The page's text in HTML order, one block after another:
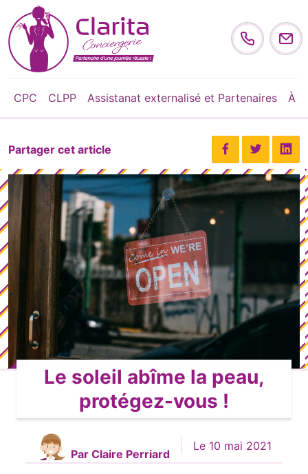
Skip to content
CPC CLPP Assistanat externalisé et Partenaires À
Partager cet article
Le soleil abîme la peau,
protégez-vous !
Par Claire Perriard
Le 10 mai 2021